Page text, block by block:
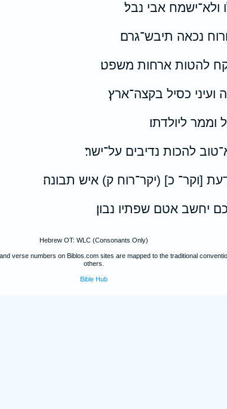
ולא־ישמח אבי נבל׃
נכאה תיבש־גרם׃
להטות ארחות משפט׃
כסיל בקצה־ארץ׃
וממר ליולדתו׃
להכות נדיבים על־ישר׃
[וקר־ כ] (יקר־רוח ק) איש תבונה׃
יחשב אטם שפתיו נבון׃
Hebrew OT: WLC (Consonants Only)
verse numbers on Biblos.com sites are mapped to the traditional
others.
Bible Hub